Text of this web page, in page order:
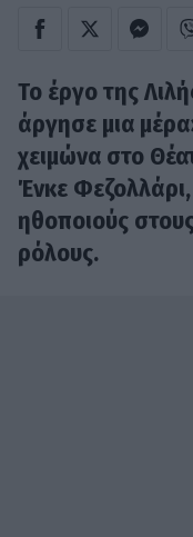
Το έργο της
άργησε μια
χειμώνα στο
Ένκε
ηθοποιούς
ρόλους.